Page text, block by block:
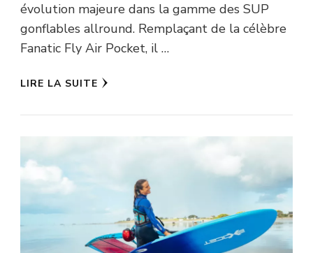
évolution majeure dans la gamme des SUP
gonflables allround. Remplaçant de la célèbre
Fanatic Fly Air Pocket, il …
LIRE LA SUITE